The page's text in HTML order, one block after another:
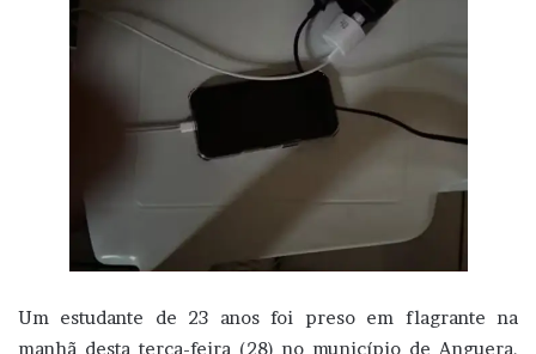
Um estudante de 23 anos foi preso em flagrante na
manhã desta terça-feira (28) no município de Anguera,